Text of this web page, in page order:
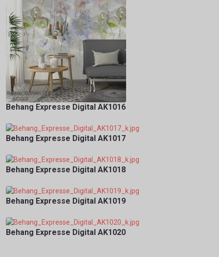
Behang Expresse Digital AK1016
Behang Expresse Digital AK1017
Behang Expresse Digital AK1018
Behang Expresse Digital AK1019
Behang Expresse Digital AK1020